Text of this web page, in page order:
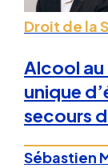
Droit de la
Alcool
unique
secours
Sébastien